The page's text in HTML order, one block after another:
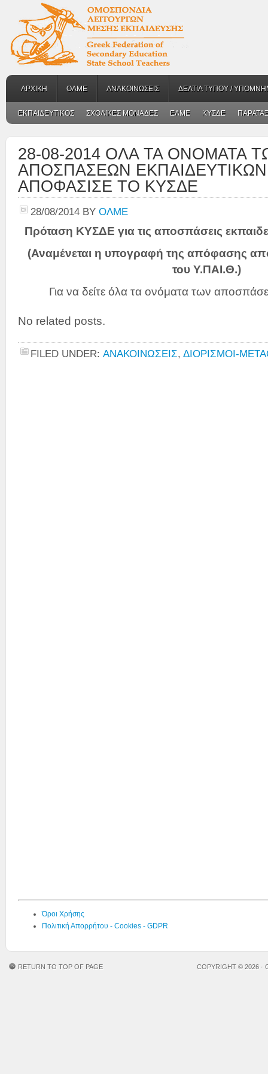
ΑΡΧΙΚΗ ΟΛΜΕ ΑΝΑΚΟΙΝΩΣΕΙΣ ΔΕΛΤΙΑ ΤΥΠΟΥ /
ΕΚΠΑΙΔΕΥΤΙΚΟΣ ΣΧΟΛΙΚΕΣ ΜΟΝΑΔΕΣ ΕΛΜΕ ΚΥΣΔΕ
28-08-2014 ΟΛΑ ΤΑ ΟΝΟΜΑΤΑ
ΑΠΟΣΠΑΣΕΩΝ
ΑΠΟΦΑΣΙΣΕ ΤΟ ΚΥΣΔΕ
28/08/2014 BY ΟΛΜΕ
Πρόταση ΚΥΣΔΕ για τις αποσπάσεις
(Αναμένεται η υπογραφή της απόφασης
του Υ.ΠΑΙ.Θ.)
Για να δείτε όλα τα ονόματα των
No related posts.
FILED UNDER: ΑΝΑΚΟΙΝΩΣΕΙΣ, ΔΙΟΡΙΣΜΟΙ-
Όροι Χρήσης
Πολιτική Απορρήτου - Cookies - GDPR
RETURN TO TOP OF PAGE COPYRIGHT © 2026 ·